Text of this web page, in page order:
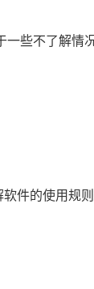
一些不了解情
件的使用规